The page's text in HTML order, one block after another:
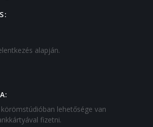
alapján.
lehetősége van
fizetni.